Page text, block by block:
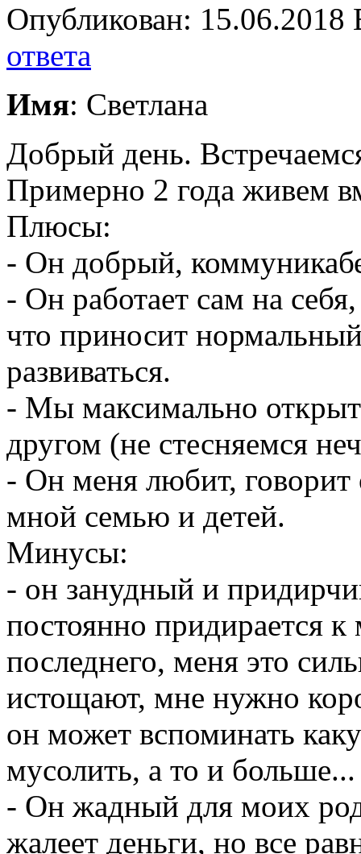
Опубликован:
ответа
Имя: Светлана
Добрый день.
Примерно 2 года живем
Плюсы:
- Он добрый,
- Он работает сам на
что приносит
развиваться.
- Мы максимально
другом (не стесняемся
- Он меня любит, говорит
мной семью и детей.
Минусы:
- он занудный и
постоянно придирается
последнего, меня это
истощают, мне нужно
он может вспоминать
мусолить, а то и больше...
- Он жадный для моих
жалеет деньги, но все